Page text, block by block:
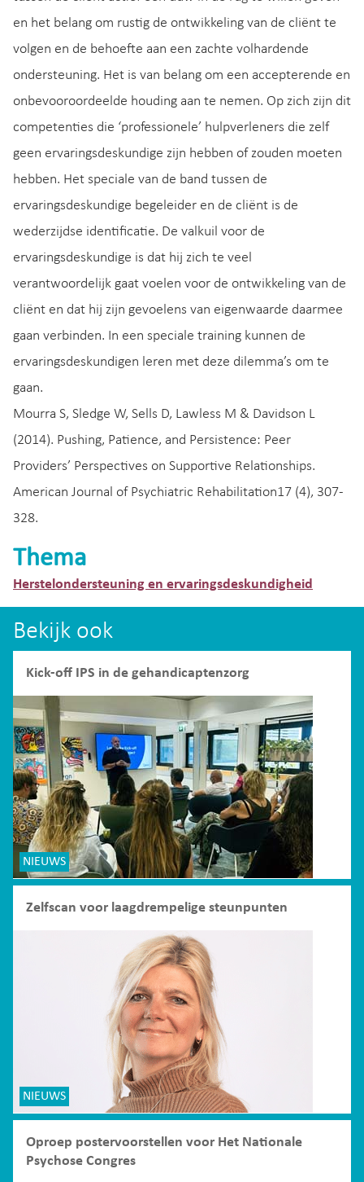
en het belang om rustig de ontwikkeling van de cliënt te
volgen en de behoefte aan een zachte volhardende
ondersteuning. Het is van belang om een accepterende en
onbevooroordeelde houding aan te nemen. Op zich zijn dit
competenties die ‘professionele’ hulpverleners die zelf
geen ervaringsdeskundige zijn hebben of zouden moeten
hebben. Het speciale van de band tussen de
ervaringsdeskundige begeleider en de cliënt is de
wederzijdse identificatie. De valkuil voor de
ervaringsdeskundige is dat hij zich te veel
verantwoordelijk gaat voelen voor de ontwikkeling van de
cliënt en dat hij zijn gevoelens van eigenwaarde daarmee
gaan verbinden. In een speciale training kunnen de
ervaringsdeskundigen leren met deze dilemma’s om te
gaan.
Mourra S, Sledge W, Sells D, Lawless M & Davidson L
(2014). Pushing, Patience, and Persistence: Peer
Providers’ Perspectives on Supportive Relationships.
American Journal of Psychiatric Rehabilitation17 (4), 307-
328.
Thema
Herstelondersteuning en ervaringsdeskundigheid
Bekijk ook
Kick-off IPS in de gehandicaptenzorg
NIEUWS
Zelfscan voor laagdrempelige steunpunten
NIEUWS
Oproep postervoorstellen voor Het Nationale
Psychose Congres